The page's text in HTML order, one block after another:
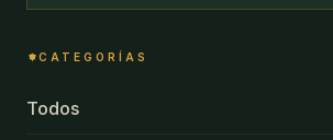
CATEGORÍAS
Todos